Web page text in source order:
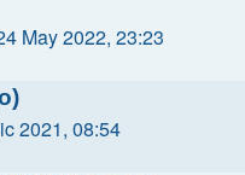
May 2022, 23:23
2021, 08:54